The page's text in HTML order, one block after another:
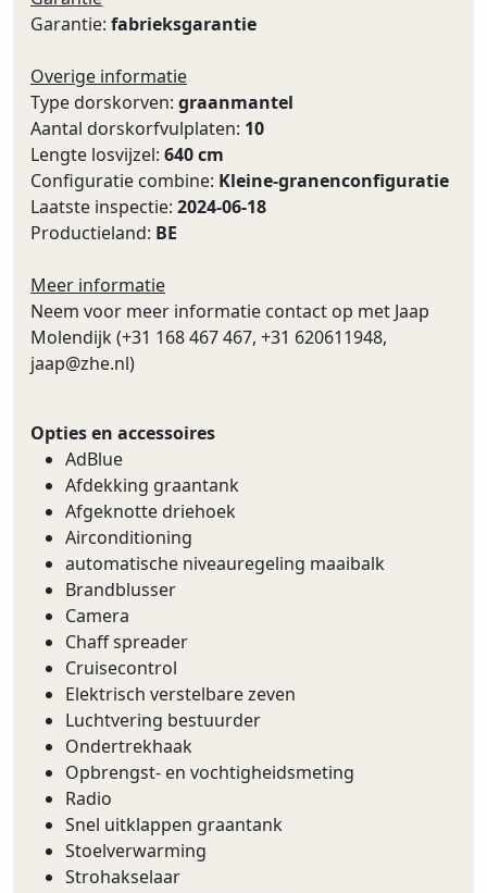
Garantie: fabrieksgarantie
Overige informatie
Type dorskorven: graanmantel
Aantal dorskorfvulplaten: 10
Lengte losvijzel: 640 cm
Configuratie combine: Kleine-granenconfiguratie
Laatste inspectie: 2024-06-18
Productieland: BE
Meer informatie
Neem voor meer informatie contact op met Jaap
Molendijk (+31 168 467 467, +31 620611948,
jaap@zhe.nl)
Opties en accessoires
AdBlue
Afdekking graantank
Afgeknotte driehoek
Airconditioning
automatische niveauregeling maaibalk
Brandblusser
Camera
Chaff spreader
Cruisecontrol
Elektrisch verstelbare zeven
Luchtvering bestuurder
Ondertrekhaak
Opbrengst- en vochtigheidsmeting
Radio
Snel uitklappen graantank
Stoelverwarming
Strohakselaar